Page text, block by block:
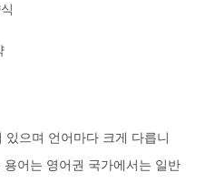
으며 언어마다 크게 다릅니
어는 영어권 국가에서는 일반